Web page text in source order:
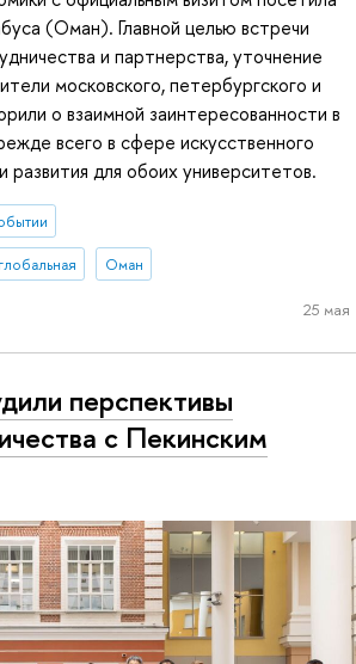
(Оман). Главной целью встречи
и партнерства, уточнение
московского, петербургского и
о взаимной заинтересованности в
всего в сфере искусственного
для обоих университетов.
Оман
25 мая
перспективы
с Пекинским